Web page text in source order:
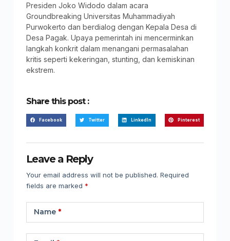
Presiden Joko Widodo dalam acara
Groundbreaking Universitas Muhammadiyah
Purwokerto dan berdialog dengan Kepala Desa di
Desa Pagak. Upaya pemerintah ini mencerminkan
langkah konkrit dalam menangani permasalahan
kritis seperti kekeringan, stunting, dan kemiskinan
ekstrem.
Share this post :
Facebook Twitter LinkedIn Pinterest
Leave a Reply
Your email address will not be published. Required
fields are marked *
Name*